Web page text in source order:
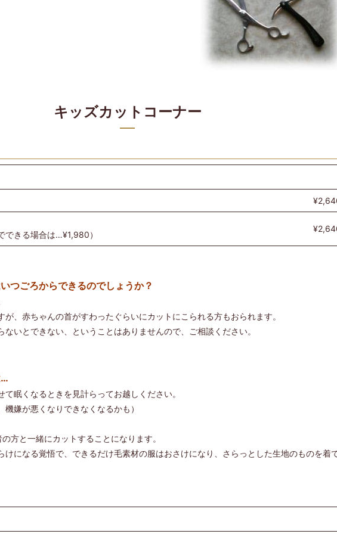
キッズカットコーナー
できる場合は…¥1,980）
つごろからできるのでしょうか？
が、赤ちゃんの首がすわったぐらいにカットにこられる方もおられます。
ないとできない、ということはありませんので、ご相談ください。
…
眠くなるときを見計らってお越しください。
機嫌が悪くなりできなくなるかも）
方と一緒にカットすることになります。
けになる覚悟で、できるだけ毛素材の服はおさけになり、さらっとした生地のものを着